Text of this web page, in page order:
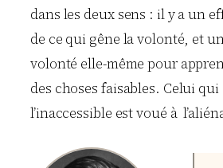
dans les deux sens : il y a un
de ce qui gêne la volonté, et
volonté elle-même pour
des choses faisables. Celui qui
l’inaccessible est voué à